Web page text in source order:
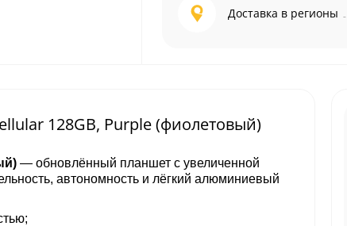
Доставка в регионы
128GB, Purple (фиолетовый)
— обновлённый планшет с увеличенной
автономность и лёгкий алюминиевый